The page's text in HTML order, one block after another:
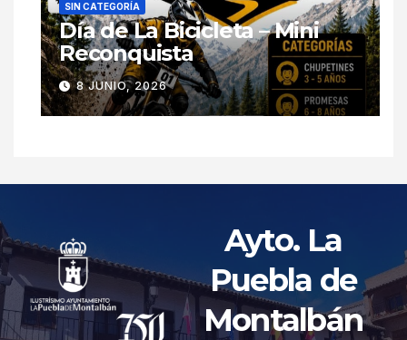
SIN CATEGORÍA
Día de La Bicicleta – Mini
Reconquista
8 JUNIO, 2026
Ayto. La
Puebla de
Montalbán